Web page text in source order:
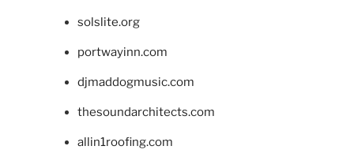
solslite.org
portwayinn.com
djmaddogmusic.com
thesoundarchitects.com
allin1roofing.com